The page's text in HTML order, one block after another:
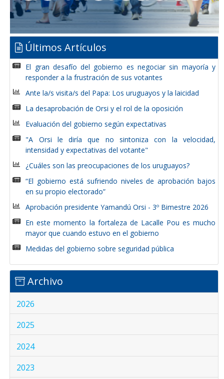
Últimos Artículos
El gran desafío del gobierno es negociar sin mayoría y
responder a la frustración de sus votantes
Ante la/s visita/s del Papa: Los uruguayos y la laicidad
La desaprobación de Orsi y el rol de la oposición
Evaluación del gobierno según expectativas
"A Orsi le diría que no sintoniza con la velocidad,
intensidad y expectativas del votante"
¿Cuáles son las preocupaciones de los uruguayos?
“El gobierno está sufriendo niveles de aprobación bajos
en su propio electorado”
Aprobación presidente Yamandú Orsi - 3º Bimestre 2026
En este momento la fortaleza de Lacalle Pou es mucho
mayor que cuando estuvo en el gobierno
Medidas del gobierno sobre seguridad pública
Archivo
2026
2025
2024
2023